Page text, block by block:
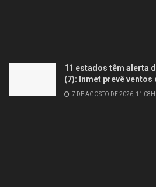
11 estados têm alerta
(7): Inmet prevê ventos
7 DE AGOSTO DE 2026, 11:08H